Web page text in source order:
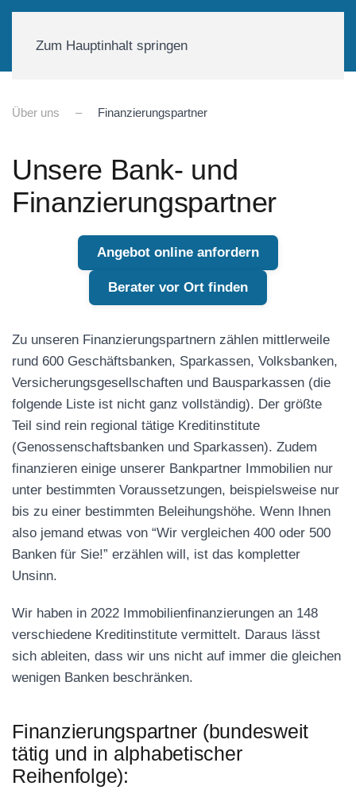
Zum Hauptinhalt springen
Über uns Finanzierungspartner
Unsere Bank- und
Finanzierungspartner
Angebot online anfordern
Berater vor Ort finden
Zu unseren Finanzierungspartnern zählen mittlerweile
rund 600 Geschäftsbanken, Sparkassen, Volksbanken,
Versicherungsgesellschaften und Bausparkassen (die
folgende Liste ist nicht ganz vollständig). Der größte
Teil sind rein regional tätige Kreditinstitute
(Genossenschaftsbanken und Sparkassen). Zudem
finanzieren einige unserer Bankpartner Immobilien nur
unter bestimmten Voraussetzungen, beispielsweise nur
bis zu einer bestimmten Beleihungshöhe. Wenn Ihnen
also jemand etwas von “Wir vergleichen 400 oder 500
Banken für Sie!” erzählen will, ist das kompletter
Unsinn.
Wir haben in 2022 Immobilienfinanzierungen an 148
verschiedene Kreditinstitute vermittelt. Daraus lässt
sich ableiten, dass wir uns nicht auf immer die gleichen
wenigen Banken beschränken.
Finanzierungspartner (bundesweit
tätig und in alphabetischer
Reihenfolge):